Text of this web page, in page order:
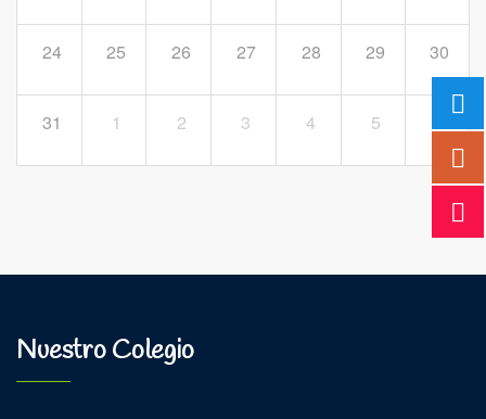
24 25 26 27 28 29 30
31 1 2 3 4 5
Nuestro Colegio